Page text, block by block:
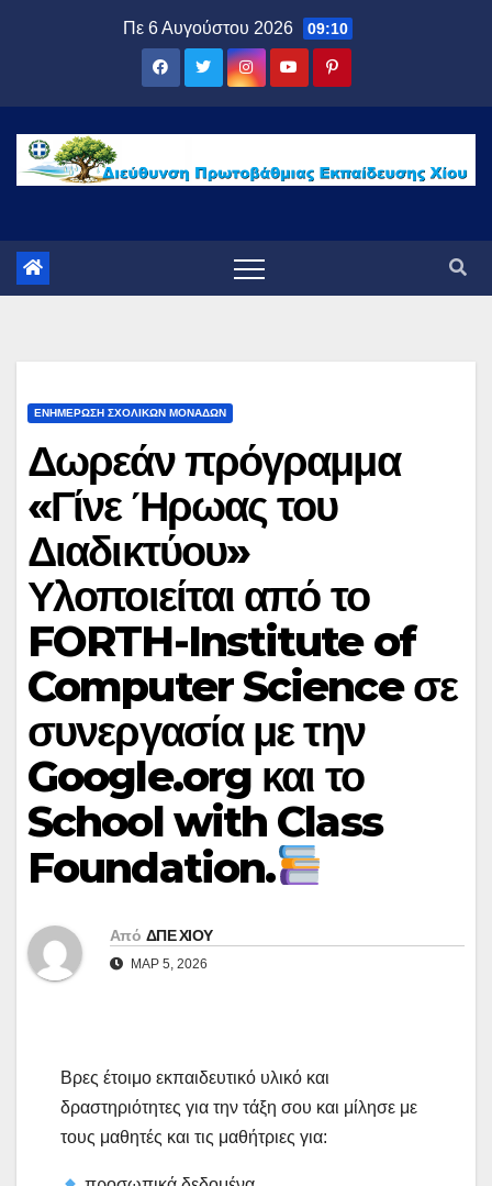
Πε 6 Αυγούστου 2026 09:10
ΕΝΗΜΕΡΩΣΗ ΣΧΟΛΙΚΩΝ ΜΟΝΑΔΩΝ
Δωρεάν πρόγραμμα
«Γίνε Ήρωας του
Διαδικτύου»
Υλοποιείται από το
FORTH-Institute of
Computer Science σε
συνεργασία με την
Google.org και το
School with Class
Foundation.
Από ΔΠΕ ΧΙΟΥ
ΜΑΡ 5, 2026
Βρες έτοιμο εκπαιδευτικό υλικό και
δραστηριότητες για την τάξη σου και μίλησε με
τους μαθητές και τις μαθήτριες για: